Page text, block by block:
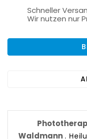
Schneller
Wir nutzen nur
Waldmann .